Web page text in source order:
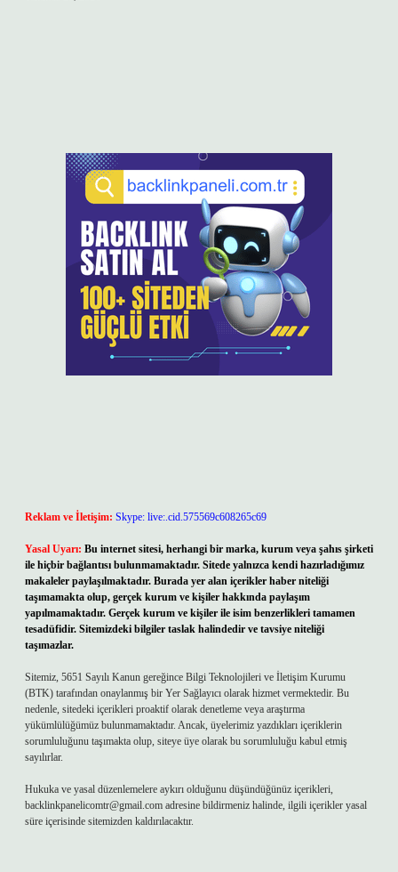
Reklam ve İletişim: Skype: live:.cid.575569c608265c69
Yasal Uyarı: Bu internet sitesi, herhangi bir marka, kurum veya şahıs şirketi
ile hiçbir bağlantısı bulunmamaktadır. Sitede yalnızca kendi hazırladığımız
makaleler paylaşılmaktadır. Burada yer alan içerikler haber niteliği
taşımamakta olup, gerçek kurum ve kişiler hakkında paylaşım
yapılmamaktadır. Gerçek kurum ve kişiler ile isim benzerlikleri tamamen
tesadüfidir. Sitemizdeki bilgiler taslak halindedir ve tavsiye niteliği
taşımazlar.
Sitemiz, 5651 Sayılı Kanun gereğince Bilgi Teknolojileri ve İletişim Kurumu
(BTK) tarafından onaylanmış bir Yer Sağlayıcı olarak hizmet vermektedir. Bu
nedenle, sitedeki içerikleri proaktif olarak denetleme veya araştırma
yükümlülüğümüz bulunmamaktadır. Ancak, üyelerimiz yazdıkları içeriklerin
sorumluluğunu taşımakta olup, siteye üye olarak bu sorumluluğu kabul etmiş
sayılırlar.
Hukuka ve yasal düzenlemelere aykırı olduğunu düşündüğünüz içerikleri,
backlinkpanelicomtr@gmail.com adresine bildirmeniz halinde, ilgili içerikler yasal
süre içerisinde sitemizden kaldırılacaktır.